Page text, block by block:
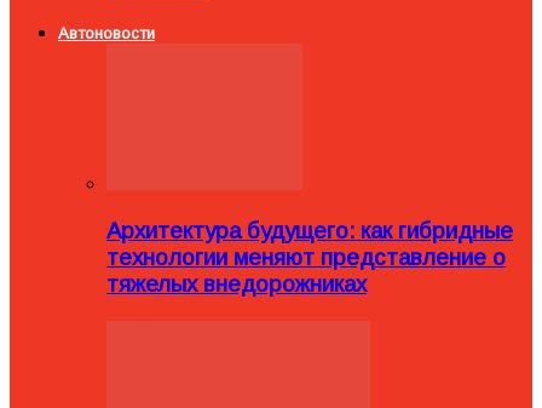
Автоновости
Архитектура будущего: как гибридные
технологии меняют представление о
тяжелых внедорожниках